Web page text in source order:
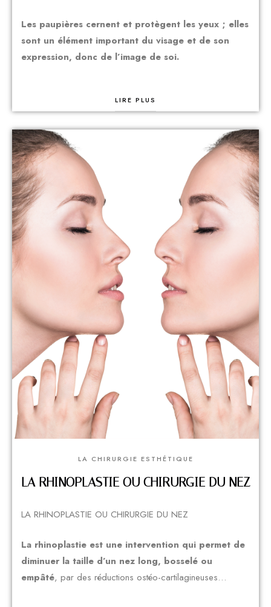
Les paupières cernent et protègent les yeux ; elles
sont un élément important du visage et de son
expression, donc de l’image de soi.
LIRE PLUS
LA CHIRURGIE ESTHÉTIQUE
LA RHINOPLASTIE OU CHIRURGIE DU NEZ
LA RHINOPLASTIE OU CHIRURGIE DU NEZ
La rhinoplastie est une intervention qui permet de
diminuer la taille d’un nez long, bosselé ou
empâté, par des réductions ostéo-cartilagineuses…